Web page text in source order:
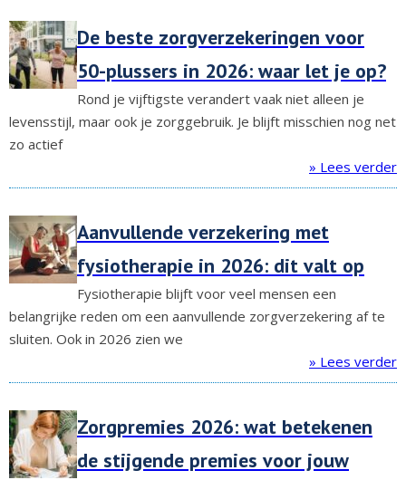
De beste zorgverzekeringen voor
50-plussers in 2026: waar let je op?
Rond je vijftigste verandert vaak niet alleen je
levensstijl, maar ook je zorggebruik. Je blijft misschien nog net
zo actief
» Lees verder
Aanvullende verzekering met
fysiotherapie in 2026: dit valt op
Fysiotherapie blijft voor veel mensen een
belangrijke reden om een aanvullende zorgverzekering af te
sluiten. Ook in 2026 zien we
» Lees verder
Zorgpremies 2026: wat betekenen
de stijgende premies voor jouw